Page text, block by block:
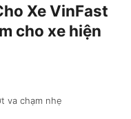
Xe VinFast
cho xe hiện
va chạm nhẹ